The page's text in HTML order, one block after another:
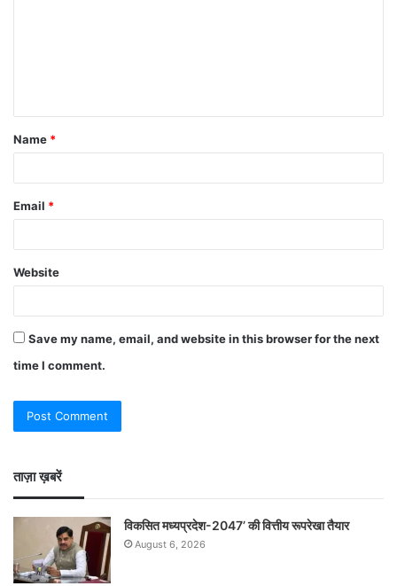
Name *
Email *
Website
Save my name, email, and website in this browser for the next
time I comment.
ताज़ा ख़बरें
विकसित मध्यप्रदेश-2047’ की वित्तीय रूपरेखा तैयार
August 6, 2026